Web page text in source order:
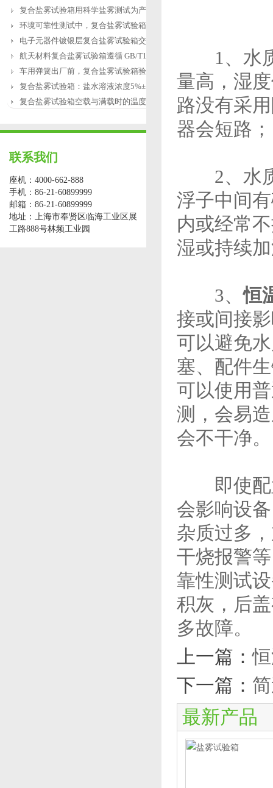
复合盐雾试验箱用科学盐雾测试为产品研
环境可靠性测试中，复合盐雾试验箱缺水
电子元器件镀银层复合盐雾试验箱交变盐
航天材料复合盐雾试验箱遵循 GB/T12967.3
车用弹簧出厂前，复合盐雾试验箱验证盐
复合盐雾试验箱：盐水溶液浓度5%±1%的配
复合盐雾试验箱空载与满载时的温度恢复
联系我们
座机：4000-662-888
手机：86-21-60899999
邮箱：86-21-60899999
地址：上海市奉贤区临海工业区展
工路888号林频工业园
1、水质
量高，湿
路没有采
器会短路；
2、水质
浮子中间
内或经常
湿或持续
3、恒
接或间接
可以避免
塞、配件
可以使用
测，会易
会不干净。
即使配置
会影响设
杂质过多
干烧报警
靠性测试
积灰，后
多故障。
上一篇：
下一篇：
最新产品